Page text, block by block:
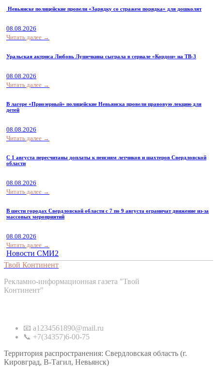
Невьянске полицейские провели «Зарядку со стражем порядка» для дошколят
08.08.2026
Читать далее →
Уральская актриса Любовь Лушечкина сыграла в сериале «Кордон» на ТВ-3
08.08.2026
Читать далее →
В лагере «Приозерный» полицейские Невьянска провели правовую лекцию для
детей
08.08.2026
Читать далее →
С 1 августа пересчитаны доплаты к пенсиям летчиков и шахтеров Свердловской
области
08.08.2026
Читать далее →
В шести городах Свердловской области с 7 по 9 августа ограничат движение из-за
массовых мероприятий
08.08.2026
Читать далее →
Новости СМИ2
Твой Континент
Рекламно-информационная газета "Твой
Континент"
📧 a1234561890@mail.ru
📞 +7(34357)6-00-75
Территория распространения: Свердловская область (г.
Кировград, В-Тагил, Невьянск)